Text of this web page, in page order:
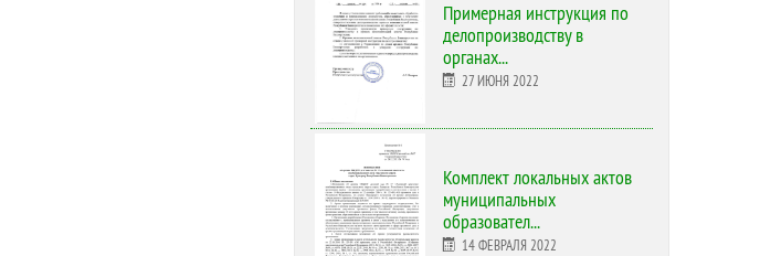
Примерная инструкция по
делопроизводству в
органах...
27 ИЮНЯ 2022
Комплект локальных актов
муниципальных
образовател...
14 ФЕВРАЛЯ 2022